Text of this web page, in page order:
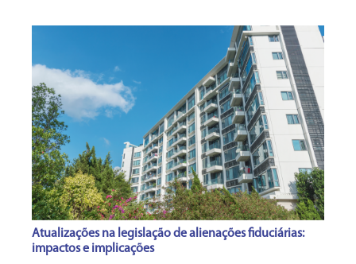
Atualizações na legislação de alienações fiduciárias:
impactos e implicações